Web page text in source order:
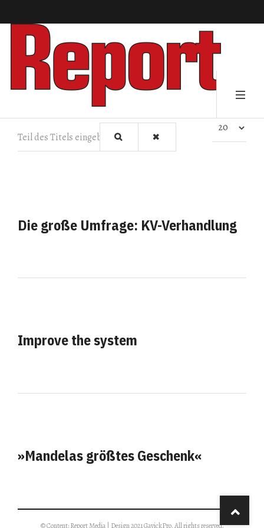
Teil des Titels eingeben Anzeige #
Die große Umfrage: KV-Verhandlung
Improve the system
»Mandelas größtes Geschenk«
© Content: Report Media | Design 2021 GavickPro. All rights reserved.